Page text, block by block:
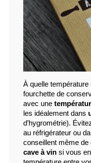
À quelle
fourchette de
avec une
les idéalement dans
d’hygrométrie).
au réfrigérateur ou
conseillent même de
cave à vin si vous